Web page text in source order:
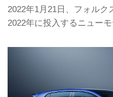
2022年1月21日、フォルク
2022年に投入するニュー